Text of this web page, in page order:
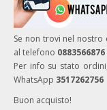
Se non trovi nel
al telefono 0883566876
Per info su stato
WhatsApp 3517262756
Buon acquisto!